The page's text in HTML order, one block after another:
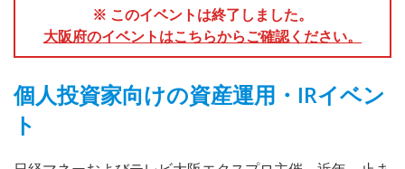
※ このイベントは終了しました。
大阪府のイベントはこちらからご確認ください。
個人投資家向けの資産運用・IRイベン
ト